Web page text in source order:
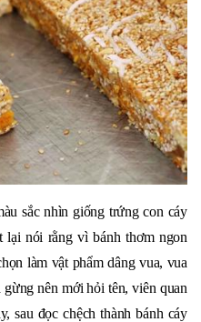
sắc nhìn giống trứng con cáy
lại nói rằng vì bánh thơm ngon
làm vật phẩm dâng vua, vua
nên mới hỏi tên, viên quan
sau đọc chệch thành bánh cáy